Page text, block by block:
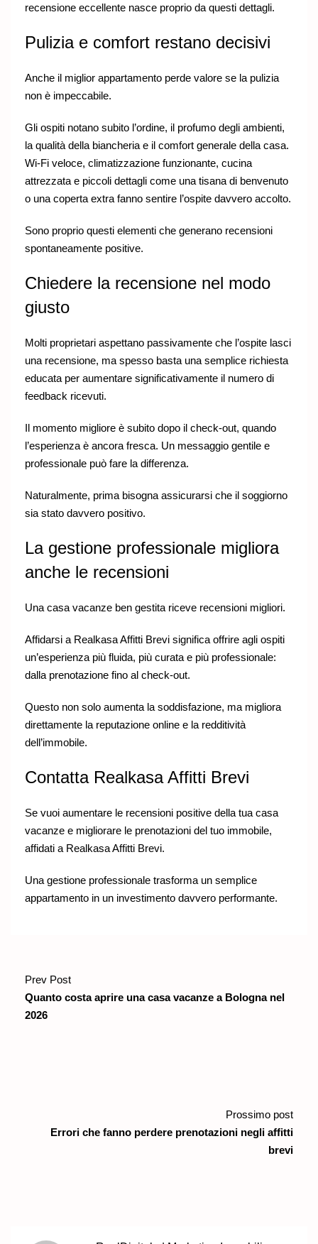
recensione eccellente nasce proprio da questi dettagli.
Pulizia e comfort restano decisivi
Anche il miglior appartamento perde valore se la pulizia
non è impeccabile.
Gli ospiti notano subito l’ordine, il profumo degli ambienti,
la qualità della biancheria e il comfort generale della casa.
Wi-Fi veloce, climatizzazione funzionante, cucina
attrezzata e piccoli dettagli come una tisana di benvenuto
o una coperta extra fanno sentire l’ospite davvero accolto.
Sono proprio questi elementi che generano recensioni
spontaneamente positive.
Chiedere la recensione nel modo
giusto
Molti proprietari aspettano passivamente che l’ospite lasci
una recensione, ma spesso basta una semplice richiesta
educata per aumentare significativamente il numero di
feedback ricevuti.
Il momento migliore è subito dopo il check-out, quando
l’esperienza è ancora fresca. Un messaggio gentile e
professionale può fare la differenza.
Naturalmente, prima bisogna assicurarsi che il soggiorno
sia stato davvero positivo.
La gestione professionale migliora
anche le recensioni
Una casa vacanze ben gestita riceve recensioni migliori.
Affidarsi a Realkasa Affitti Brevi significa offrire agli ospiti
un’esperienza più fluida, più curata e più professionale:
dalla prenotazione fino al check-out.
Questo non solo aumenta la soddisfazione, ma migliora
direttamente la reputazione online e la redditività
dell’immobile.
Contatta Realkasa Affitti Brevi
Se vuoi aumentare le recensioni positive della tua casa
vacanze e migliorare le prenotazioni del tuo immobile,
affidati a RealkasaAffitti Brevi.
Una gestione professionale trasforma un semplice
appartamento in un investimento davvero performante.
Prev Post
Quanto costa aprire una casa vacanze a Bologna nel
2026
Prossimo post
Errori che fanno perdere prenotazioni negli affitti
brevi